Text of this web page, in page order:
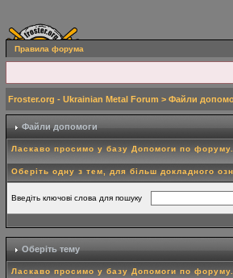
Правила форума
Froster.org - Ukrainian Metal Forum > Файли
Файли допомоги
Ласкаво просимо у базу Допомоги по форуму.
Оберіть одну з тем, для більш докладного
Введіть ключові слова для пошуку
Оберіть тему
Ласкаво просимо у базу Допомоги по форуму.